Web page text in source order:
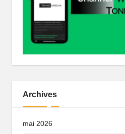
Archives
mai 2026